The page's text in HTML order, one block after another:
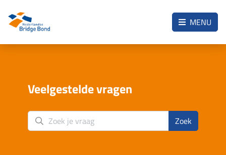
MENU
Veelgestelde vragen
Zoek